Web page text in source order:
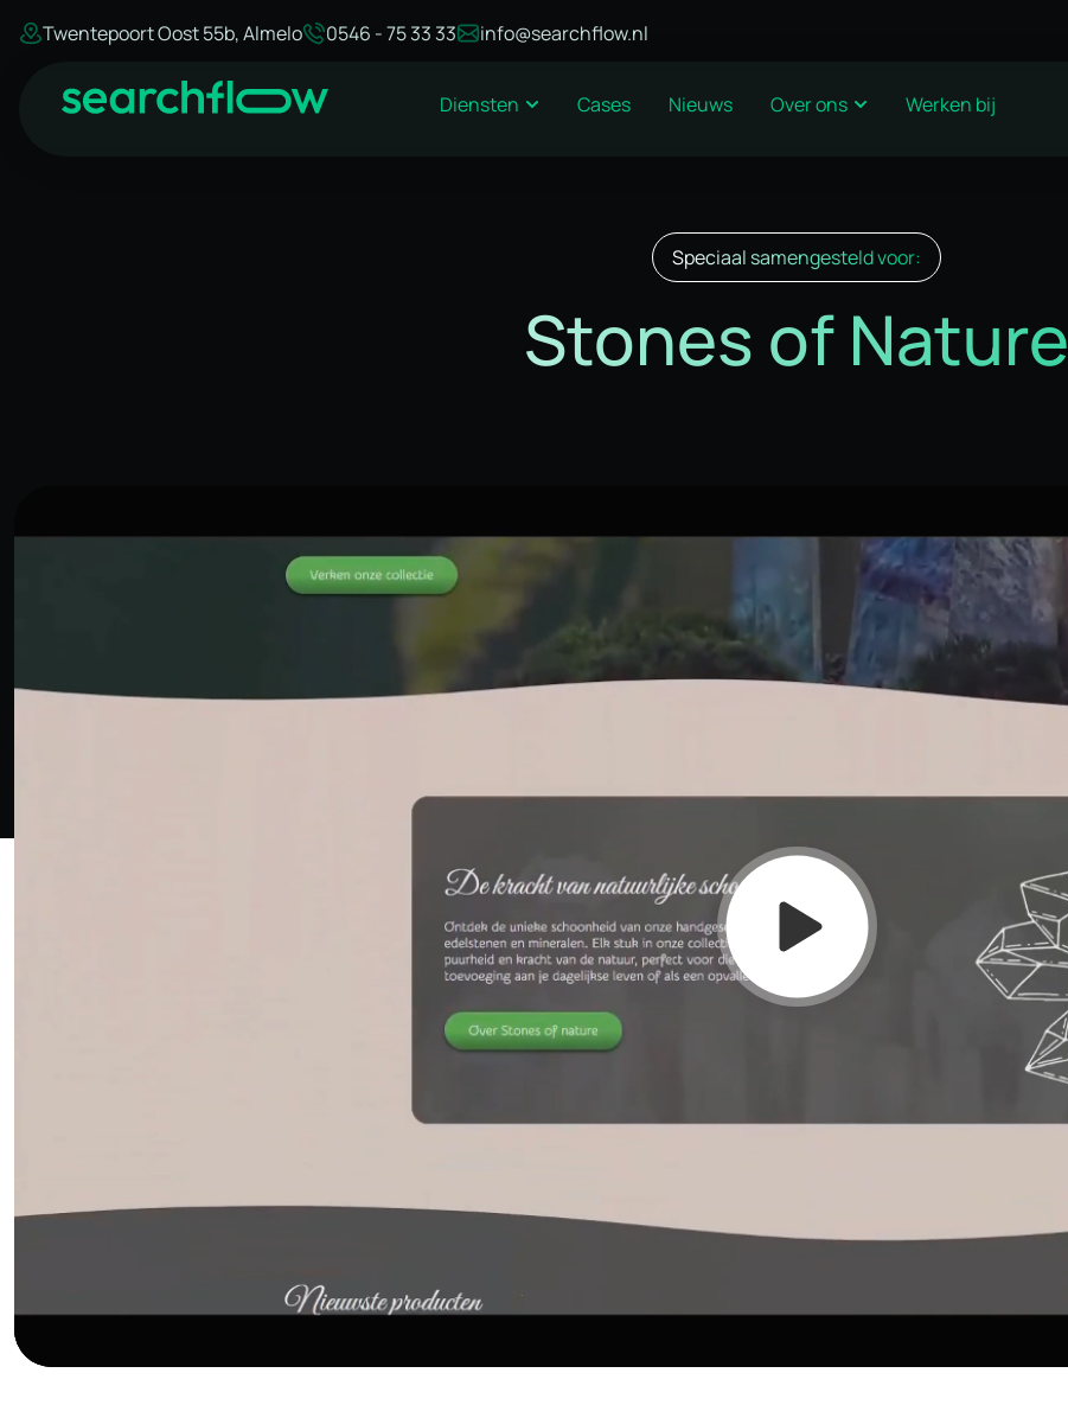
Twentepoort Oost 55b, Almelo 0546 - 75 33 33 info@searchflow.nl
Diensten Cases Nieuws Over ons Werken bij
Speciaal samengesteld voor:
Stones of Nature